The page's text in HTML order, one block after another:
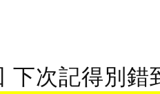
下次記得別錯